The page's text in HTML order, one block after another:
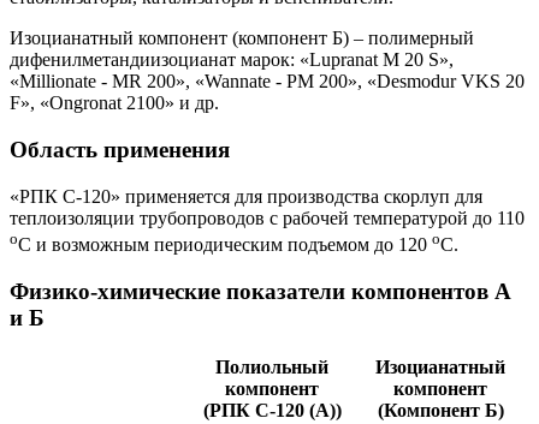
Изоцианатный компонент (компонент Б) – полимерный
дифенилметандиизоцианат марок: «Lupranat M 20 S»,
«Millionate - MR 200», «Wannate - PM 200», «Desmodur VKS 20
F», «Оngronat 2100» и др.
Область применения
«РПК С-120» применяется для производства скорлуп для
теплоизоляции трубопроводов с рабочей температурой до 110
оС и возможным периодическим подъемом до 120 оС.
Физико-химические показатели компонентов А
и Б
Полиольный
компонент
(РПК С-120 (А))
Изоцианатный
компонент
(Компонент Б)